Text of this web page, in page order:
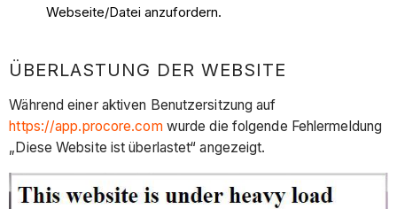
Webseite/Datei anzufordern.
ÜBERLASTUNG DER WEBSITE
Während einer aktiven Benutzersitzung auf
https://app.procore.comwurde die folgende Fehlermeldung
„Diese Website ist überlastet“ angezeigt.